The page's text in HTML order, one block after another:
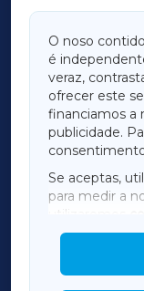
O noso
é
veraz,
ofrecer este
financiamos a
publicidade.
Se aceptas,
para medir a
utilizaremos
mostrar
Así mesmo,
cookies que